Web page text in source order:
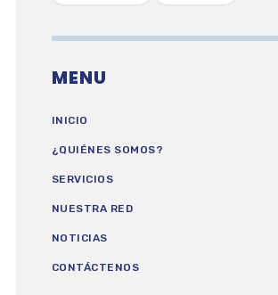
MENU
INICIO
¿QUIÉNES SOMOS?
SERVICIOS
NUESTRA RED
NOTICIAS
CONTÁCTENOS